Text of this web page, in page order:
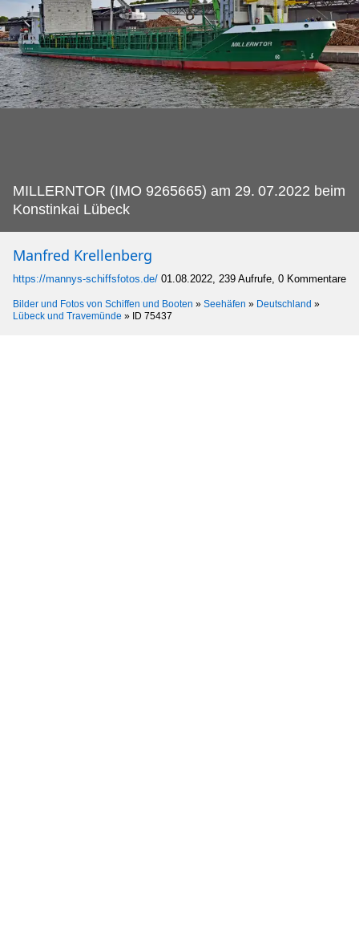
MILLERNTOR (IMO 9265665) am 29. 07.2022 beim
Konstinkai Lübeck
Manfred Krellenberg
https://mannys-schiffsfotos.de/ 01.08.2022, 239 Aufrufe, 0 Kommentare
Bilder und Fotos von Schiffen und Booten » Seehäfen » Deutschland »
Lübeck und Travemünde » ID 75437